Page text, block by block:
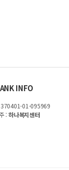
INFO
370401-01-095969
:하나복지센터